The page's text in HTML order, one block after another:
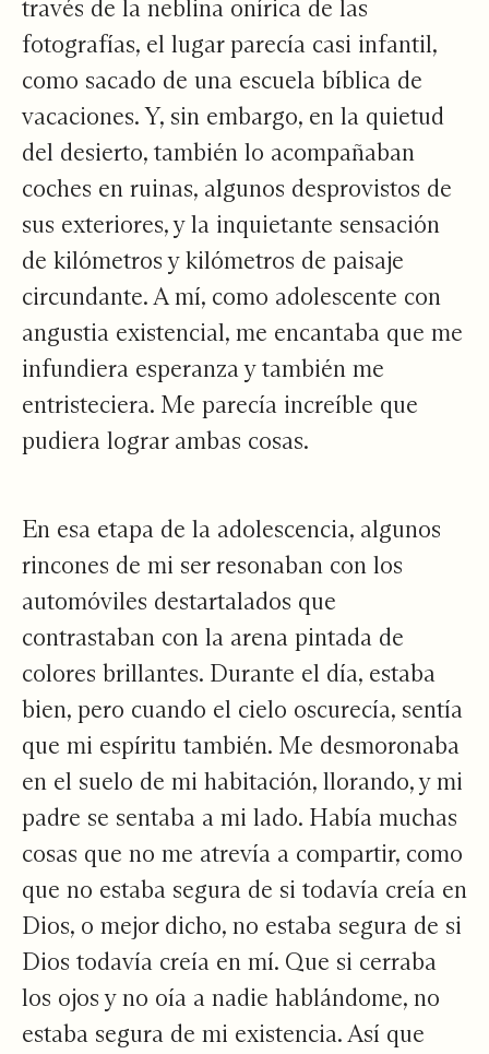
través de la neblina onírica de las
fotografías, el lugar parecía casi infantil,
como sacado de una escuela bíblica de
vacaciones. Y, sin embargo, en la quietud
del desierto, también lo acompañaban
coches en ruinas, algunos desprovistos de
sus exteriores, y la inquietante sensación
de kilómetros y kilómetros de paisaje
circundante. A mí, como adolescente con
angustia existencial, me encantaba que me
infundiera esperanza y también me
entristeciera. Me parecía increíble que
pudiera lograr ambas cosas.
En esa etapa de la adolescencia, algunos
rincones de mi ser resonaban con los
automóviles destartalados que
contrastaban con la arena pintada de
colores brillantes. Durante el día, estaba
bien, pero cuando el cielo oscurecía, sentía
que mi espíritu también. Me desmoronaba
en el suelo de mi habitación, llorando, y mi
padre se sentaba a mi lado. Había muchas
cosas que no me atrevía a compartir, como
que no estaba segura de si todavía creía en
Dios, o mejor dicho, no estaba segura de si
Dios todavía creía en mí. Que si cerraba
los ojos y no oía a nadie hablándome, no
estaba segura de mi existencia. Así que